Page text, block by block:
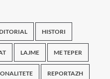
HISTORI
LAJME ME TEPER
REPORTAZH